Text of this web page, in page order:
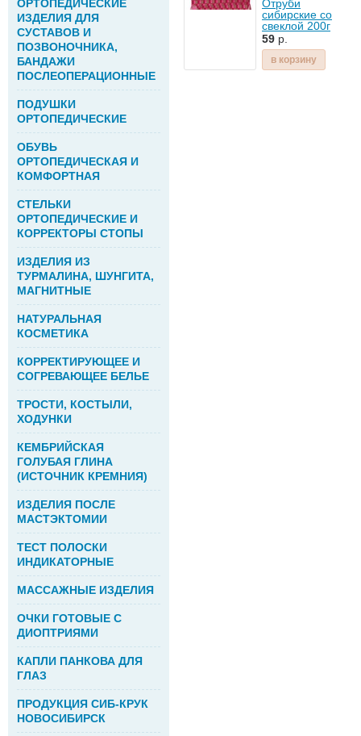
ОРТОПЕДИЧЕСКИЕ
ИЗДЕЛИЯ ДЛЯ
СУСТАВОВ И
ПОЗВОНОЧНИКА,
БАНДАЖИ
ПОСЛЕОПЕРАЦИОННЫЕ
ПОДУШКИ
ОРТОПЕДИЧЕСКИЕ
ОБУВЬ
ОРТОПЕДИЧЕСКАЯ И
КОМФОРТНАЯ
СТЕЛЬКИ
ОРТОПЕДИЧЕСКИЕ И
КОРРЕКТОРЫ СТОПЫ
ИЗДЕЛИЯ ИЗ
ТУРМАЛИНА, ШУНГИТА,
МАГНИТНЫЕ
НАТУРАЛЬНАЯ
КОСМЕТИКА
КОРРЕКТИРУЮЩЕЕ И
СОГРЕВАЮЩЕЕ БЕЛЬЕ
ТРОСТИ, КОСТЫЛИ,
ХОДУНКИ
КЕМБРИЙСКАЯ
ГОЛУБАЯ ГЛИНА
(ИСТОЧНИК КРЕМНИЯ)
ИЗДЕЛИЯ ПОСЛЕ
МАСТЭКТОМИИ
ТЕСТ ПОЛОСКИ
ИНДИКАТОРНЫЕ
МАССАЖНЫЕ ИЗДЕЛИЯ
ОЧКИ ГОТОВЫЕ С
ДИОПТРИЯМИ
КАПЛИ ПАНКОВА ДЛЯ
ГЛАЗ
ПРОДУКЦИЯ СИБ-КРУК
НОВОСИБИРСК
Отруби
сибирские со
свеклой 200г
59 р.
в корзину